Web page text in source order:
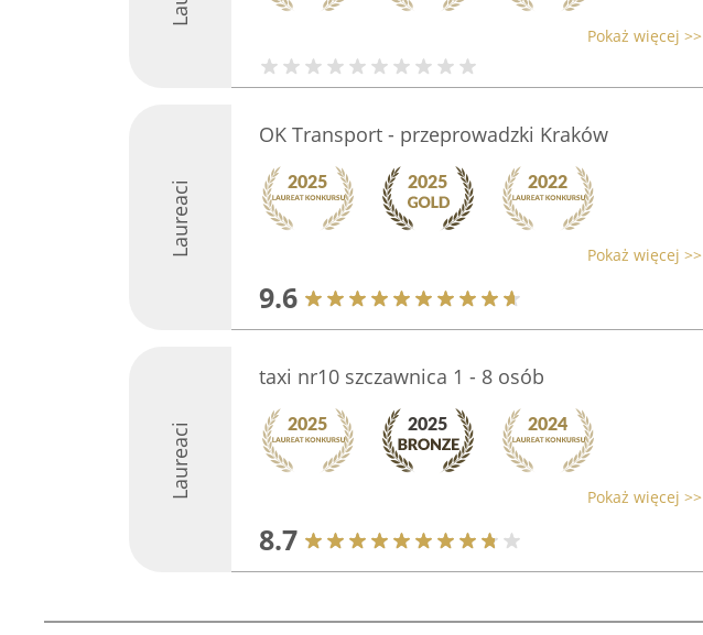
Pokaż więcej >>
Laureaci
OK Transport - przeprowadzki Kraków
Pokaż więcej >>
9.6
Laureaci
taxi nr10 szczawnica 1 - 8 osób
Pokaż więcej >>
8.7